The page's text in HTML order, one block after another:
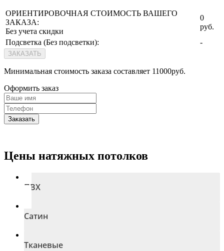
ОРИЕНТИРОВОЧНАЯ СТОИМОСТЬ ВАШЕГО
ЗАКАЗА:
Без учета скидки
0
руб.
Подсветка (Без подсветки): -
ЗАКАЗАТЬ
Минимальная стоимость заказа составляет 11000руб.
Оформить заказ
Заказать
Цены натяжных потолков
ПВХ
Сатин
Тканевые